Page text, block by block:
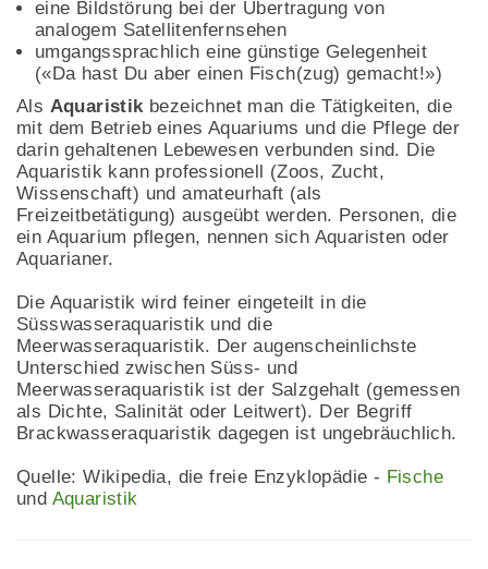
eine Bildstörung bei der Übertragung von
analogem Satellitenfernsehen
umgangssprachlich eine günstige Gelegenheit
(«Da hast Du aber einen Fisch(zug) gemacht!»)
Als Aquaristikbezeichnet man die Tätigkeiten, die
mit dem Betrieb eines Aquariums und die Pflege der
darin gehaltenen Lebewesen verbunden sind. Die
Aquaristik kann professionell (Zoos, Zucht,
Wissenschaft) und amateurhaft (als
Freizeitbetätigung) ausgeübt werden. Personen, die
ein Aquarium pflegen, nennen sich Aquaristen oder
Aquarianer.
Die Aquaristik wird feiner eingeteilt in die
Süsswasseraquaristik und die
Meerwasseraquaristik. Der augenscheinlichste
Unterschied zwischen Süss- und
Meerwasseraquaristik ist der Salzgehalt (gemessen
als Dichte, Salinität oder Leitwert). Der Begriff
Brackwasseraquaristik dagegen ist ungebräuchlich.
Quelle: Wikipedia, die freie Enzyklopädie - Fische
und Aquaristik